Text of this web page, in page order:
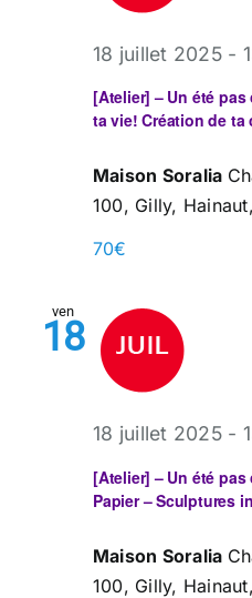
[Atelier] – Un été
ta vie! Création de ta
18 juillet 2025 -
Maison Soralia
100, Gilly,
70€
ven
18
[Atelier] – Un été
Papier – Sculptures
18 juillet 2025 -
Maison Soralia
100, Gilly,